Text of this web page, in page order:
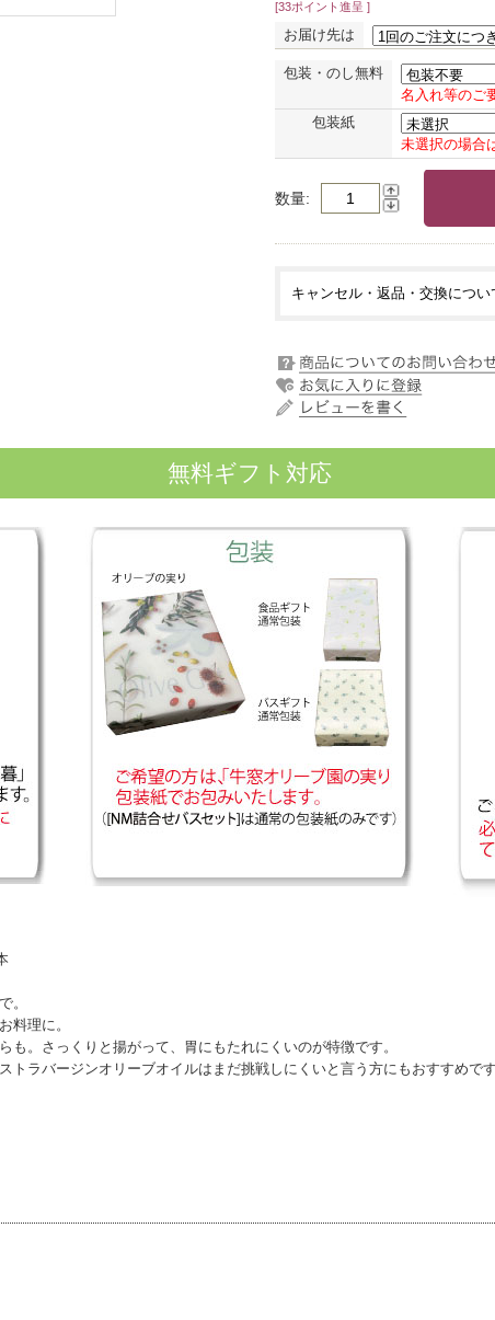
[33ポイント進呈 ]
お届け先は
包装・のし無料
名入れ等のご
包装紙
未選択の場合
数量
キャンセル・返品・交換につい
無料ギフト対応
。
料理に。
。さっくりと揚がって、胃にもたれにくいのが特徴です。
トラバージンオリーブオイルはまだ挑戦しにくいと言う方にもおすすめで